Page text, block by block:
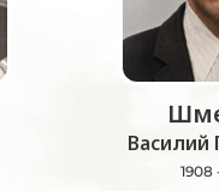
Василий
1908